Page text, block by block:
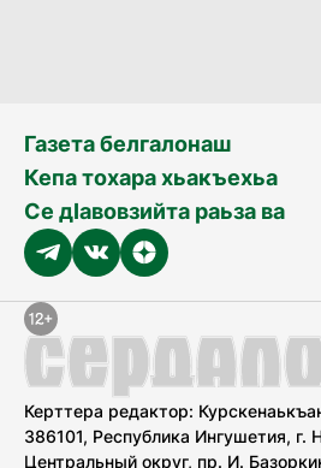
Газета белгалонаш
Кепа тохара хьакъехьа
Се дӀавовзийта раьза ва
Керттера редактор:
386101, Республика Ингушетия, г.
Центральный округ, пр. И.